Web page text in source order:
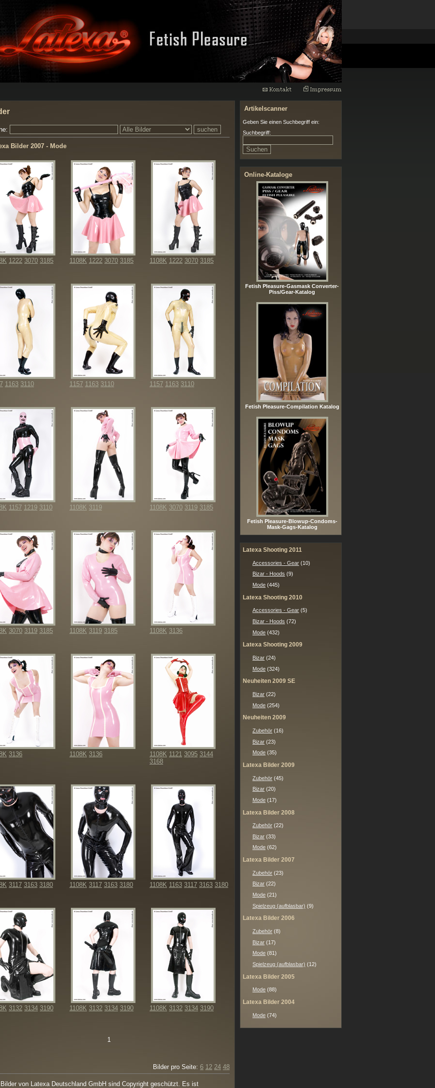
Bilder 2007 - Mode
1222 3070 3185 1108K 1222 3070 3185 1108K 1222 3070 3185
1163 3110 1157 1163 3110 1157 1163 3110
1157 1219 3110 1108K 3119 1108K 3070 3119 3185
3070 3119 3185 1108K 3119 3185 1108K 3136
3136 1108K 3136 1108K 1121 3095 3144
3168
3117 3163 3180 1108K 3117 3163 3180 1108K 1163 3117 3163 3180
3132 3134 3190 1108K 3132 3134 3190 1108K 3132 3134 3190
1
Bilder pro Seite: 6 12 24 48
von Latexa Deutschland GmbH sind Copyright geschützt. Es ist
Artikelscanner
Geben Sie einen Suchbegriff ein:
Suchbegriff:
Online-Kataloge
Fetish Pleasure-Gasmask Converter-
Piss/Gear-Katalog
Fetish Pleasure-Compilation Katalog
Fetish Pleasure-Blowup-Condoms-
Mask-Gags-Katalog
Latexa Shooting 2011
Accessories - Gear (10)
Bizar - Hoods (9)
Mode (445)
Latexa Shooting 2010
Accessories - Gear (5)
Bizar - Hoods (72)
Mode (432)
Latexa Shooting 2009
Bizar (24)
Mode (324)
Neuheiten 2009 SE
Bizar (22)
Mode (254)
Neuheiten 2009
Zubehör (16)
Bizar (23)
Mode (35)
Latexa Bilder 2009
Zubehör (45)
Bizar (20)
Mode (17)
Latexa Bilder 2008
Zubehör (22)
Bizar (33)
Mode (62)
Latexa Bilder 2007
Zubehör (23)
Bizar (22)
Mode (21)
Spielzeug (aufblasbar) (9)
Latexa Bilder 2006
Zubehör (8)
Bizar (17)
Mode (81)
Spielzeug (aufblasbar) (12)
Latexa Bilder 2005
Mode (88)
Latexa Bilder 2004
Mode (74)